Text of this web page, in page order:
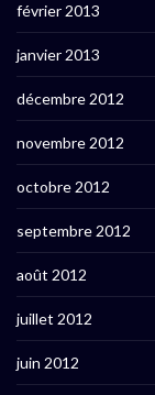
février 2013
janvier 2013
décembre 2012
novembre 2012
octobre 2012
septembre 2012
août 2012
juillet 2012
juin 2012